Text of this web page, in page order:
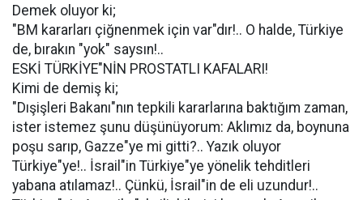
Demek oluyor ki;
"BM kararları çiğnenmek için var"dır!.. O halde, Türkiye
de, bırakın "yok" saysın!..
ESKİ TÜRKİYE"NİN PROSTATLI KAFALARI!
Kimi de demiş ki;
"Dışişleri Bakanı"nın tepkili kararlarına baktığım zaman,
ister istemez şunu düşünüyorum: Aklımız da, boynuna
poşu sarıp, Gazze"ye mi gitti?.. Yazık oluyor
Türkiye"ye!.. İsrail"in Türkiye"ye yönelik tehditleri
yabana atılamaz!.. Çünkü, İsrail"in de eli uzundur!..